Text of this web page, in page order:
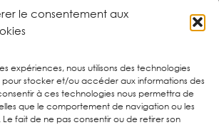
le consentement aux
expériences, nous utilisons des technologies
pour stocker et/ou accéder aux informations des
à ces technologies nous permettra de
que le comportement de navigation ou les
Le fait de ne pas consentir ou de retirer son
fais exprès hein ! Je t’ai dit que je voulais
2/3 jours quoi) et là tu me balances
choses à la vue, juste pour repartir sur de
!